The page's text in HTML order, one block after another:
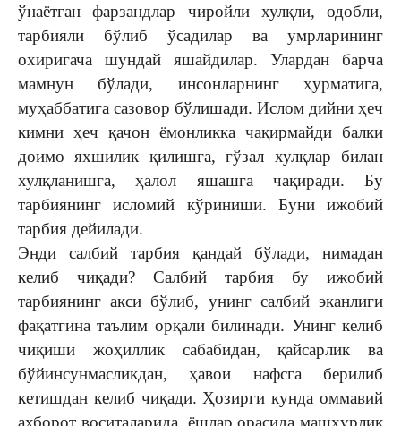
ўнаётган фарзандлар чиройли хулқли, одобли,
тарбияли бўлиб ўсадилар ва умрларининг
охиригача шундай яшайдилар. Улардан барча
мамнун бўлади, инсонларнинг ҳурматига,
муҳаббатига сазовор бўлишади. Ислом дийни ҳеч
кимни ҳеч қачон ёмонликка чақирмайди балки
доимо яхшилик қилишга, гўзал хулқлар билан
хулқланишга, ҳалол яшашга чақиради. Бу
тарбиянинг исломий кўриниши. Буни ижобий
тарбия дейилади.
Энди салбий тарбия қандай бўлади, нимадан
келиб чиқади? Салбий тарбия бу ижобий
тарбиянинг акси бўлиб, унинг салбий эканлиги
фақатгина таълим орқали билинади. Унинг келиб
чиқиши жоҳиллик сабабидан, қайсарлик ва
бўйинсунмасликдан, ҳавои нафсга берилиб
кетишдан келиб чиқади. Ҳозирги кунда оммавий
ахборот воситаларида, ёшлар орасида машҳурлик